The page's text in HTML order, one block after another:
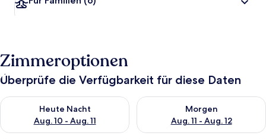
Zimmeroptionen
Überprüfe die Verfügbarkeit für diese Daten
Heute Nacht
Aug. 10 - Aug. 11
Überprüfe die Verfügbarkeit für heute Nacht, Aug. 10 - Aug.
Morgen
Aug. 11 - Aug. 12
Überprüfe die Verfügbarkeit